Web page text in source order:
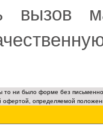
вызов
то ни было форме без
офертой, определяемой